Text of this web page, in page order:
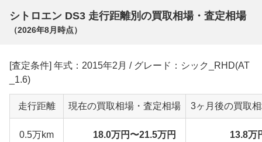
シトロエン DS3 走行距離別の買取相場・査定相場
（2026年8月 時点）
[査定条件] 年式：2015年2月 / グレード：シック_RHD(AT
_1.6)
走行距離 現在の買取相場・査定相場 3ヶ月後の買取
0.5万km 18.0万円〜21.5万円 13.8万